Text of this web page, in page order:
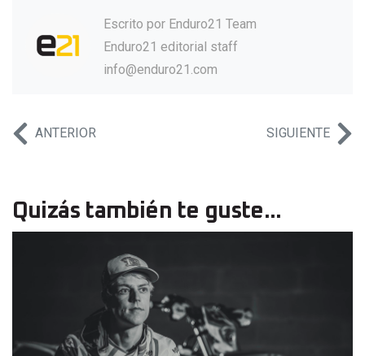
Escrito por Enduro21 Team
Enduro21 editorial staff
info@enduro21.com
ANTERIOR SIGUIENTE
Quizás también te guste...